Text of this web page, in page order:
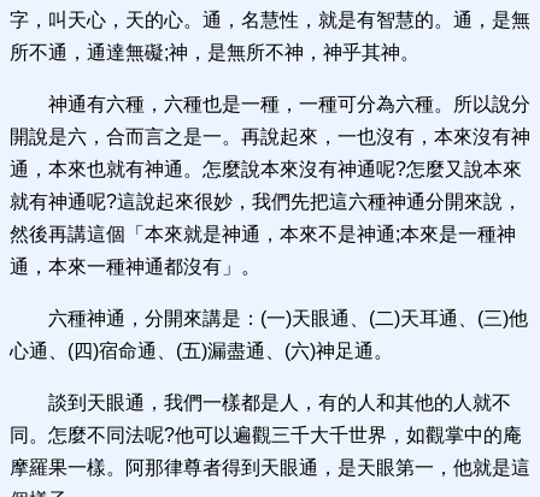
字，叫天心，天的心。通，名慧性，就是有智慧的。通，是無
所不通，通達無礙;神，是無所不神，神乎其神。
神通有六種，六種也是一種，一種可分為六種。所以說分
開說是六，合而言之是一。再說起來，一也沒有，本來沒有神
通，本來也就有神通。怎麼說本來沒有神通呢?怎麼又說本來
就有神通呢?這說起來很妙，我們先把這六種神通分開來說，
然後再講這個「本來就是神通，本來不是神通;本來是一種神
通，本來一種神通都沒有」。
六種神通，分開來講是：(一)天眼通、(二)天耳通、(三)他
心通、(四)宿命通、(五)漏盡通、(六)神足通。
談到天眼通，我們一樣都是人，有的人和其他的人就不
同。怎麼不同法呢?他可以遍觀三千大千世界，如觀掌中的庵
摩羅果一樣。阿那律尊者得到天眼通，是天眼第一，他就是這